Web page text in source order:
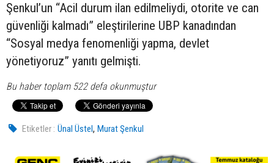
Şenkul’un “Acil durum ilan edilmeliydi, otorite ve can
güvenliği kalmadı” eleştirilerine UBP kanadından
“Sosyal medya fenomenliği yapma, devlet
yönetiyoruz” yanıtı gelmişti.
Bu haber toplam 522 defa okunmuştur
Etiketler : Ünal Üstel,Murat Şenkul